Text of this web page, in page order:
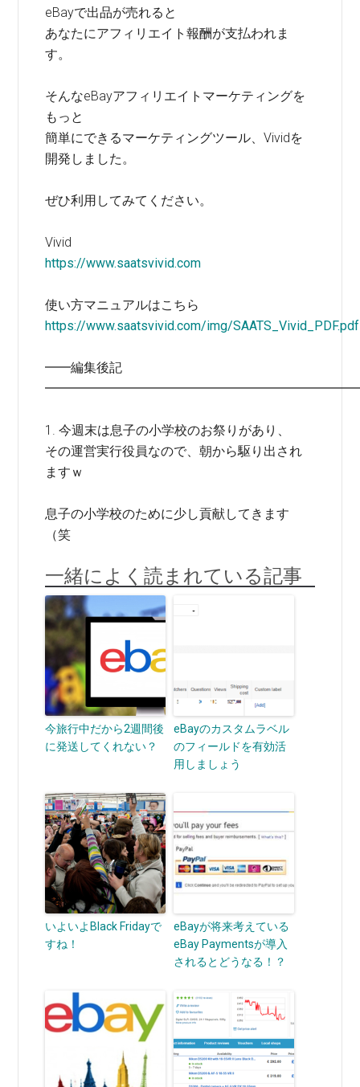
eBayで出品が売れると
あなたにアフィリエイト報酬が支払われま
す。
そんなeBayアフィリエイトマーケティングを
もっと
簡単にできるマーケティングツール、Vividを
開発しました。
ぜひ利用してみてください。
Vivid
https://www.saatsvivid.com
使い方マニュアルはこちら
https://www.saatsvivid.com/img/SAATS_Vivid_PDF.pdf
━━編集後記
1. 今週末は息子の小学校のお祭りがあり、
その運営実行役員なので、朝から駆り出され
ますｗ
息子の小学校のために少し貢献してきます
（笑
一緒によく読まれている記事
今旅行中だから2週間後
に発送してくれない？
eBayのカスタムラベル
のフィールドを有効活
用しましょう
いよいよBlack Fridayで
すね！
eBayが将来考えている
eBay Paymentsが導入
されるとどうなる！？